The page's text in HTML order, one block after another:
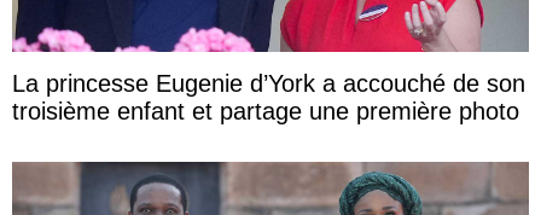
La princesse Eugenie d’York a accouché de son
troisième enfant et partage une première photo